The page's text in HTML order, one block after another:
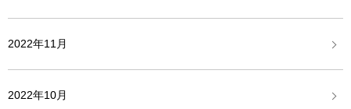
2022年11月
2022年10月